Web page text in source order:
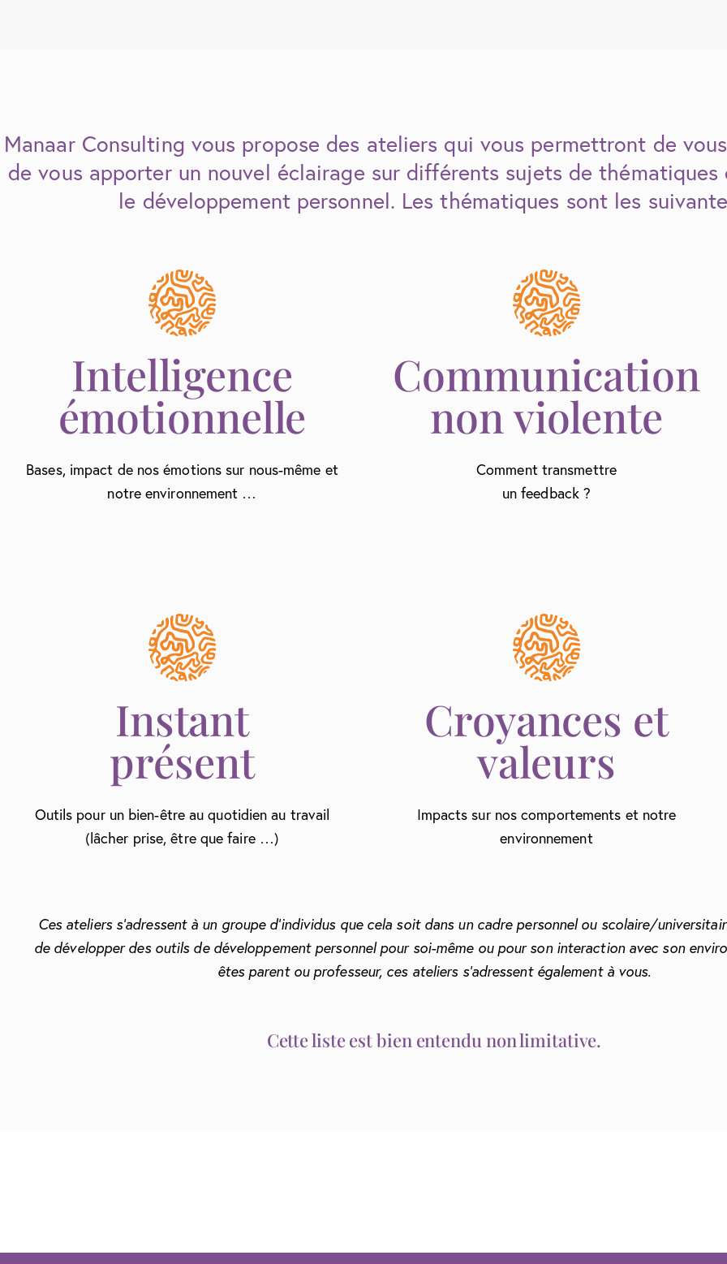
Manaar Consulting vous propose des ateliers qui vous permettront de
de vous apporter un nouvel éclairage sur différents sujets de thématiques
le développement personnel. Les thématiques sont les
Intelligence
émotionnelle
Bases, impact de nos émotions sur nous-même et
notre environnement …
Communication
non violente
Comment transmettre
un feedback ?
Instant
présent
Outils pour un bien-être au quotidien au travail
(lâcher prise, être que faire …)
Croyances et
valeurs
Impacts sur nos comportements et notre
environnement
Ces ateliers s’adressent à un groupe d’individus que cela soit dans un cadre personnel ou scolaire/
de développer des outils de développement personnel pour soi-même ou pour son interaction avec son
êtes parent ou professeur, ces ateliers s’adressent également à vous.
Cette liste est bien entendu non limitative.